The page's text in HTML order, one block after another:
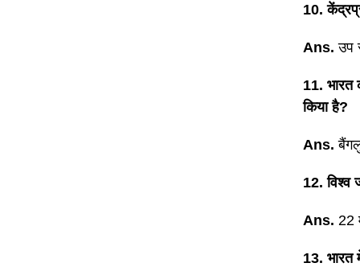
10.
Ans.उप
11. भारत
किया है?
Ans.
12. विश्व
Ans. 22
13. भारत